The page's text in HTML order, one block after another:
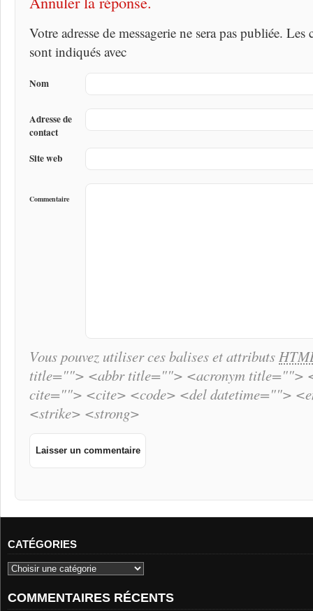
Votre adresse de messagerie ne sera pas publiée.
sont indiqués avec
Nom
Adresse de
contact
Site web
Commentaire
Vous pouvez utiliser ces balises et attributs
title=""> <abbr title=""> <acronym title="">
cite=""> <cite> <code> <del datetime="">
<strike> <strong>
CATÉGORIES
COMMENTAIRES RÉCENTS